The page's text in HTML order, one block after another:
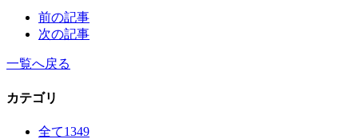
前の記事
次の記事
一覧へ戻る
カテゴリ
全て1349